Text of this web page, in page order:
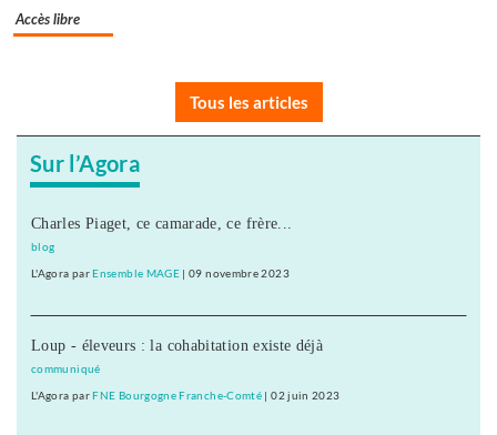
Accès libre
Tous les articles
Sur l’Agora
Charles Piaget, ce camarade, ce frère...
blog
L'Agora par Ensemble MAGE |09 novembre 2023
Loup - éleveurs : la cohabitation existe déjà
communiqué
L'Agora par FNE Bourgogne Franche-Comté |02 juin 2023